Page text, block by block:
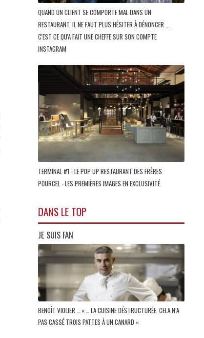
QUAND UN CLIENT SE COMPORTE MAL DANS UN
RESTAURANT, IL NE FAUT PLUS HÉSITER À DÉNONCER ...
C'EST CE QU'A FAIT UNE CHEFFE SUR SON COMPTE
INSTAGRAM
TERMINAL #1 - LE POP-UP RESTAURANT DES FRÈRES
POURCEL - LES PREMIÈRES IMAGES EN EXCLUSIVITÉ.
DANS LE TOP
JE SUIS FAN
BENOÎT VIOLIER … « … LA CUISINE DÉSTRUCTURÉE, CELA N’A
PAS CASSÉ TROIS PATTES À UN CANARD «